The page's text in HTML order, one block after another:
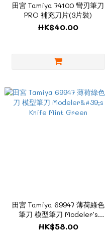
田宮 Tamiya 74100 彎刃筆刀
PRO 補充刀片(3片裝)
HK$40.00
田宮 Tamiya 69947 薄荷綠色
筆刀 模型筆刀 Modeler's
Knife Mint Green
HK$58.00